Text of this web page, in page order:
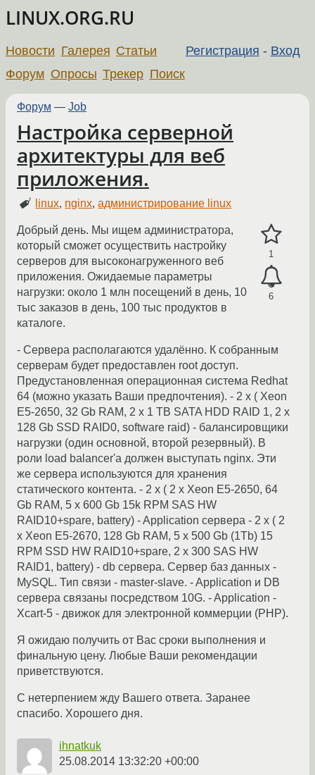
LINUX.ORG.RU
Регистрация - Вход
Новости Галерея Статьи
Форум Опросы Трекер Поиск
Форум — Job
Настройка серверной
архитектуры для веб
приложения.
linux, nginx,администрирование linux
1
6
Добрый день. Мы ищем администратора,
который сможет осуществить настройку
серверов для высоконагруженного веб
приложения. Ожидаемые параметры
нагрузки: около 1 млн посещений в день, 10
тыс заказов в день, 100 тыс продуктов в
каталоге.
- Сервера располагаются удалённо. К собранным
серверам будет предоставлен root доступ.
Предустановленная операционная система Redhat
64 (можно указать Ваши предпочтения). - 2 x ( Xeon
E5-2650, 32 Gb RAM, 2 x 1 TB SATA HDD RAID 1, 2 x
128 Gb SSD RAID0, software raid) - балансировщики
нагрузки (один основной, второй резервный). В
роли load balancer'a должен выступать nginx. Эти
же сервера используются для хранения
статического контента. - 2 x ( 2 x Xeon E5-2650, 64
Gb RAM, 5 x 600 Gb 15k RPM SAS HW
RAID10+spare, battery) - Application сервера - 2 x ( 2
x Xeon E5-2670, 128 Gb RAM, 5 x 500 Gb (1Tb) 15
RPM SSD HW RAID10+spare, 2 x 300 SAS HW
RAID1, battery) - db сервера. Сервер баз данных -
MySQL. Тип связи - master-slave. - Application и DB
сервера связаны посредством 10G. - Application -
Xcart-5 - движок для электронной коммерции (PHP).
Я ожидаю получить от Вас сроки выполнения и
финальную цену. Любые Ваши рекомендации
приветствуются.
С нетерпением жду Вашего ответа. Заранее
спасибо. Хорошего дня.
ihnatkuk
25.08.2014 13:32:20 +00:00